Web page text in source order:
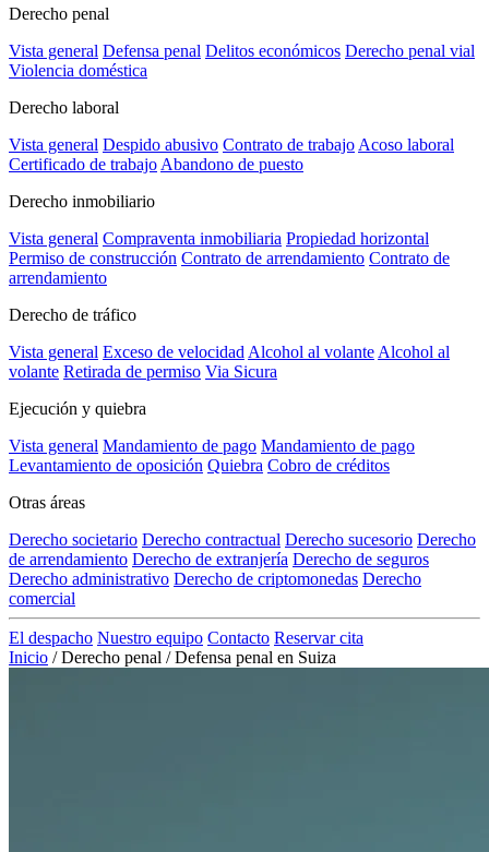
Derecho penal
Vista general Defensa penal Delitos económicos Derecho penal vial
Violencia doméstica
Derecho laboral
Vista general Despido abusivo Contrato de trabajo Acoso laboral
Certificado de trabajo Abandono de puesto
Derecho inmobiliario
Vista general Compraventa inmobiliaria Propiedad horizontal
Permiso de construcción Contrato de arrendamiento Contrato de
arrendamiento
Derecho de tráfico
Vista general Exceso de velocidad Alcohol al volante Alcohol al
volante Retirada de permiso Via Sicura
Ejecución y quiebra
Vista general Mandamiento de pago Mandamiento de pago
Levantamiento de oposición Quiebra Cobro de créditos
Otras áreas
Derecho societario Derecho contractual Derecho sucesorio Derecho
de arrendamiento Derecho de extranjería Derecho de seguros
Derecho administrativo Derecho de criptomonedas Derecho
comercial
El despacho Nuestro equipo Contacto Reservar cita
Inicio / Derecho penal / Defensa penal en Suiza